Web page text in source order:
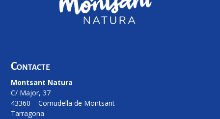
Contacte
Montsant Natura
C/ Major, 37
43360 – Cornudella de Montsant
Tarragona